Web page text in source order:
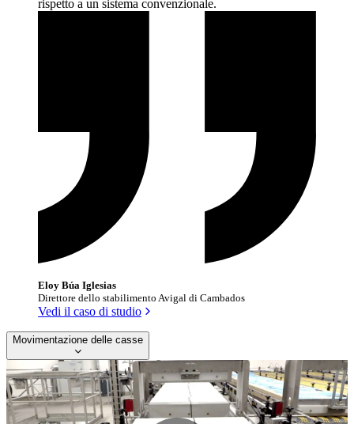
rispetto a un sistema convenzionale.
Eloy Búa Iglesias
Direttore dello stabilimento Avigal di Cambados
Vedi il caso di studio
Movimentazione delle casse